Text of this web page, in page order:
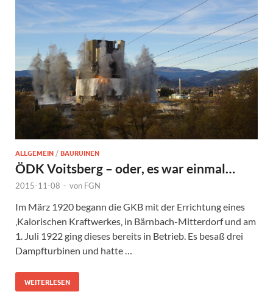
ALLGEMEIN/BAURUINEN
ÖDK Voitsberg – oder, es war einmal…
2015-11-08 - von FGN
Im März 1920 begann die GKB mit der Errichtung eines
‚Kalorischen Kraftwerkes‚ in Bärnbach-Mitterdorf und am
1. Juli 1922 ging dieses bereits in Betrieb. Es besaß drei
Dampfturbinen und hatte …
WEITERLESEN